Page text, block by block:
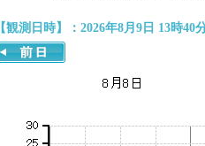
【観測日時】：2026年8月9日 13時40